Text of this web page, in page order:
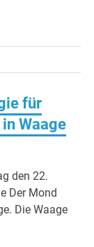
für
Waage
den 22.
Der Mond
Die Waage